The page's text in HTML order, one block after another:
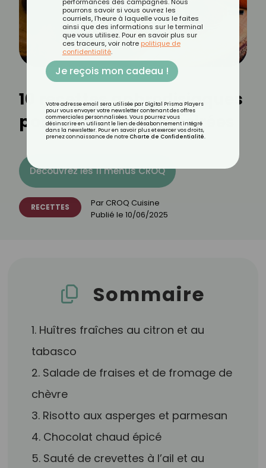
10 recettes aphrodisiaques
pour pimenter vos soirées
Découvrez les 11 menus CROQ
RECETTES Par CROQ Cuisine
Publié le 10/06/2025
Sommaire
1. Huîtres fraîches au citron et au
tabasco
2. Salade de fraises et de fromage de
chèvre
3. Risotto aux asperges et parmesan
4. Chocolat chaud épicé
5. Sauté de crevettes à l’ail et au
pourrons savoir si vous ouvrez les
courriels, l'heure à laquelle vous le faites
ainsi que des informations sur le terminal
que vous utilisez. Pour en savoir plus sur
ces traceurs, voir notre politique de
confidentialité.
Je reçois mon cadeau !
Votre adresse email sera utilisée par Digital Prisma Players
pour vous envoyer votre newsletter contenant des offres
commerciales personnalisées. Vous pourrez vous
désinscrire en utilisant le lien de désabonnement intégré
dans la newsletter. Pour en savoir plus et exercer vos droits,
prenez connaissance de notre Charte de Confidentialité.